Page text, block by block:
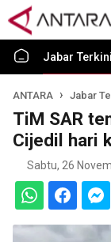
Jabar Terkini
ANTARA Jabar
TiM SAR
Cijedil hari
Sabtu, 26